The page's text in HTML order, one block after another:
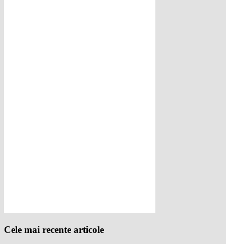
Cele mai recente articole